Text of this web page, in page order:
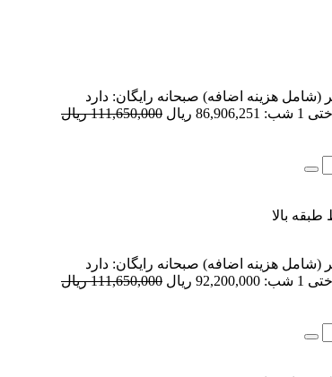
(شامل هزینه اضافه) صبحانه رایگان: دارد
1 شب: 86,906,251 ریال
111,650,000 ریال
طبقه بالا
(شامل هزینه اضافه) صبحانه رایگان: دارد
1 شب: 92,200,000 ریال
111,650,000 ریال